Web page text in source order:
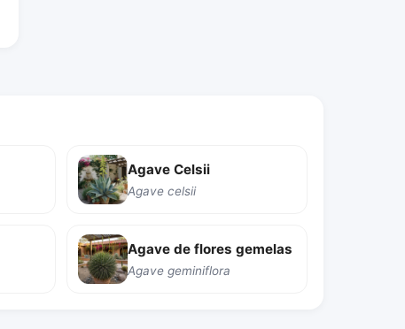
Agave Celsii
Agave celsii
Agave de flores gemelas
Agave geminiflora